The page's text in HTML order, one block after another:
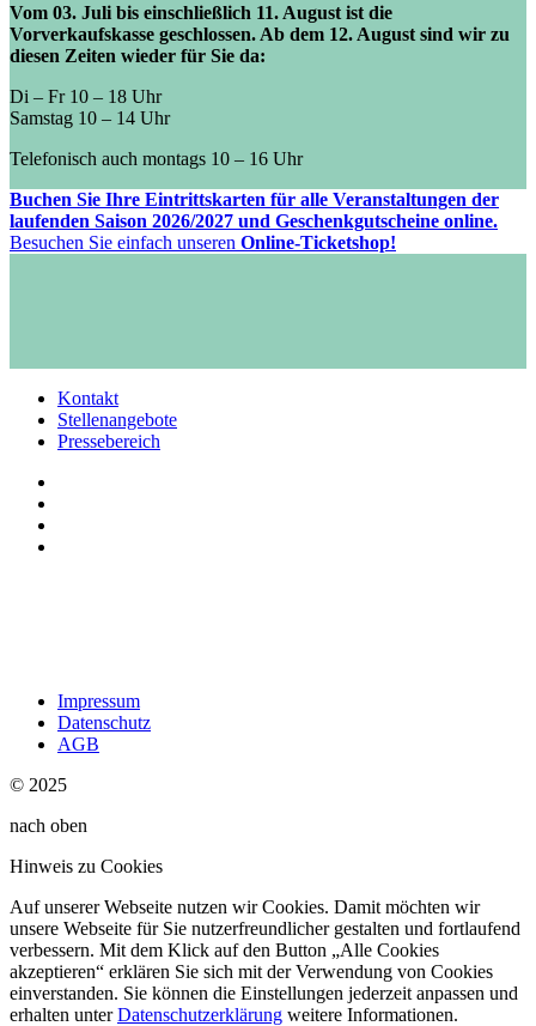
Vom 03. Juli bis einschließlich 11. August ist die
Vorverkaufskasse geschlossen. Ab dem 12. August sind wir zu
diesen Zeiten wieder für Sie da:
Di – Fr 10 – 18 Uhr
Samstag 10 – 14 Uhr
Telefonisch auch montags 10 – 16 Uhr
Buchen Sie Ihre Eintrittskarten für alle Veranstaltungen der
laufenden Saison 2026/2027 und Geschenkgutscheine online.
Besuchen Sie einfach unseren Online-Ticketshop!
Kontakt
Stellenangebote
Pressebereich
Impressum
Datenschutz
AGB
© 2025
nach oben
Hinweis zu Cookies
Auf unserer Webseite nutzen wir Cookies. Damit möchten wir
unsere Webseite für Sie nutzerfreundlicher gestalten und fortlaufend
verbessern. Mit dem Klick auf den Button „Alle Cookies
akzeptieren“ erklären Sie sich mit der Verwendung von Cookies
einverstanden. Sie können die Einstellungen jederzeit anpassen und
erhalten unterDatenschutzerklärung weitere Informationen.